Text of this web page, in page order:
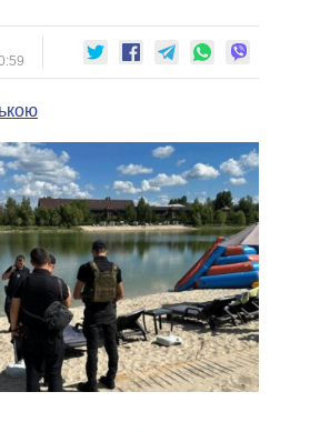
ПОЛІТИКІВ